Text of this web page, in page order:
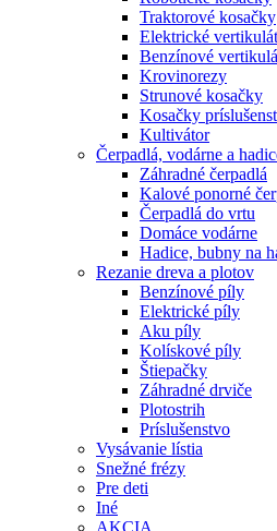
Traktorové kosačky
Elektrické
Benzínové
Krovinorezy
Strunové kosačky
Kosačky
Kultivátor
Čerpadlá, vodárne a
Záhradné čerpadlá
Kalové ponorné
Čerpadlá do vrtu
Domáce vodárne
Hadice, bubny na
Rezanie dreva a plotov
Benzínové píly
Elektrické píly
Aku píly
Kolískové píly
Štiepačky
Záhradné drviče
Plotostrih
Príslušenstvo
Vysávanie lístia
Snežné frézy
Pre deti
Iné
AKCIA